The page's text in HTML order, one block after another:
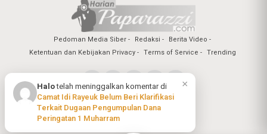
Pedoman Media Siber Redaksi
Berita Video
Ketentuan dan Kebijakan Privacy
Terms of Service Trending
Copyright @2026 Harian Paparazzi
All Rights Reserved
×
Halotelah meninggalkan komentar di
Camat Idi Rayeuk Belum Beri Klarifikasi
Terkait Dugaan Pengumpulan Dana
Peringatan 1 Muharram